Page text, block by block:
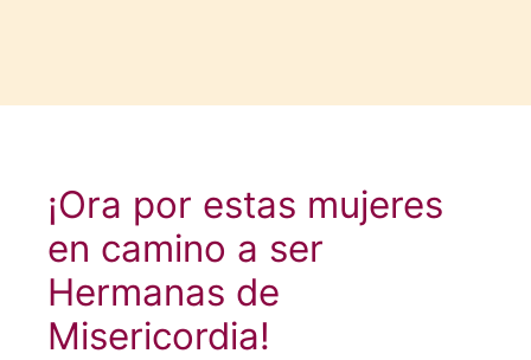
¡Ora por estas mujeres
en camino a ser
Hermanas de
Misericordia!